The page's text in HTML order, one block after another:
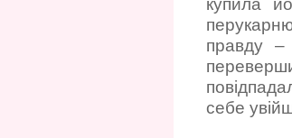
купила
правду
себе